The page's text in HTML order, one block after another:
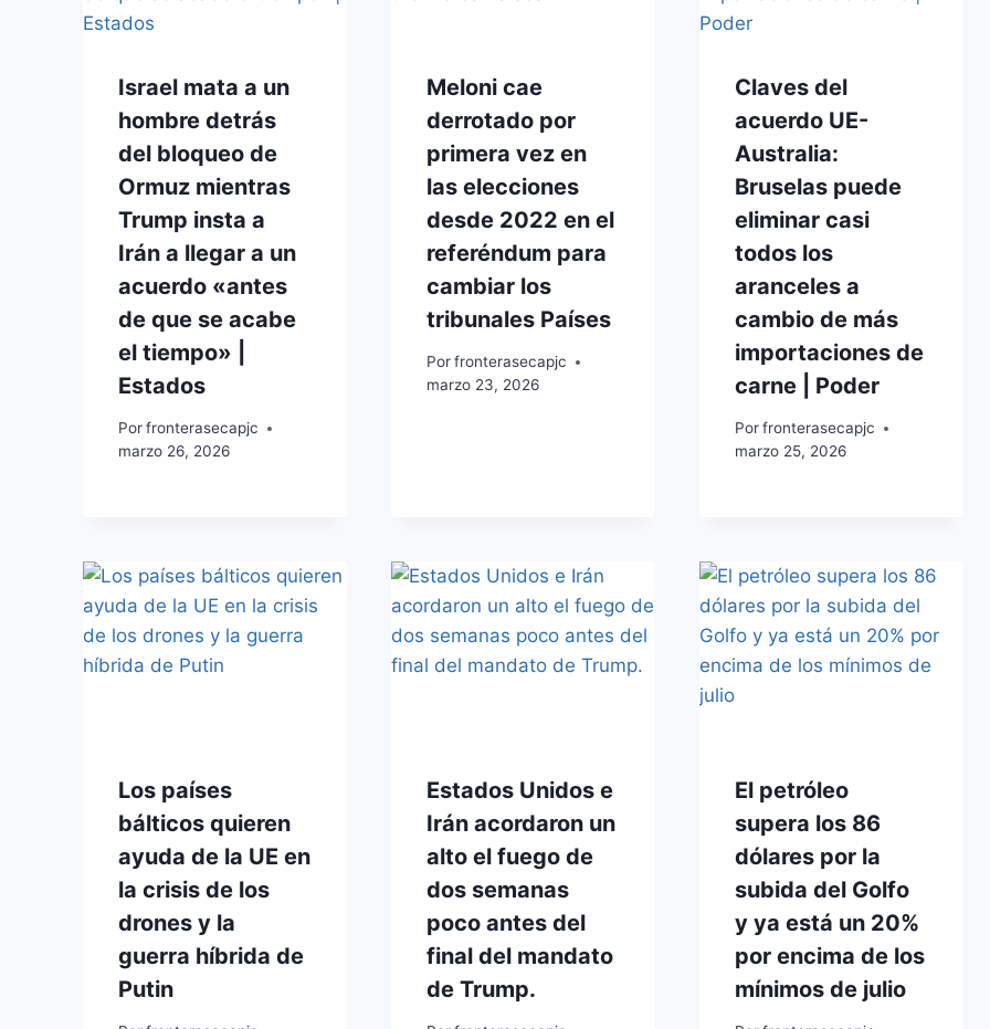
Israel mata a un
hombre detrás
del bloqueo de
Ormuz mientras
Trump insta a
Irán a llegar a un
acuerdo «antes
de que se acabe
el tiempo» |
Estados
Porfronterasecapjc
marzo 26, 2026
Meloni cae
derrotado por
primera vez en
las elecciones
desde 2022 en el
referéndum para
cambiar los
tribunales Países
Porfronterasecapjc
marzo 23, 2026
Claves del
acuerdo UE-
Australia:
Bruselas puede
eliminar casi
todos los
aranceles a
cambio de más
importaciones de
carne | Poder
Por fronterasecapjc
marzo 25, 2026
Los países
bálticos quieren
ayuda de la UE en
la crisis de los
drones y la
guerra híbrida de
Putin
Estados Unidos e
Irán acordaron un
alto el fuego de
dos semanas
poco antes del
final del mandato
de Trump.
El petróleo
supera los 86
dólares por la
subida del Golfo
y ya está un 20%
por encima de los
mínimos de julio